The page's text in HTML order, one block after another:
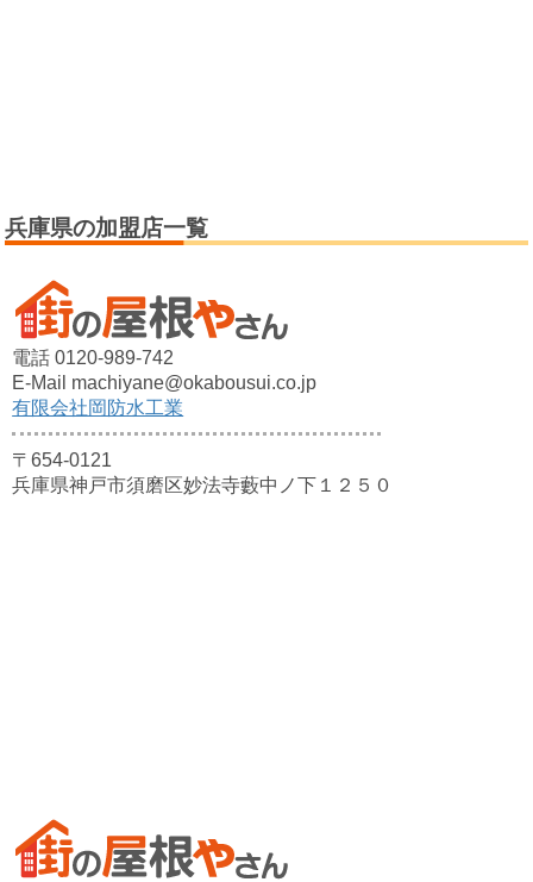
兵庫県の加盟店一覧
電話 0120-989-742
E-Mail machiyane@okabousui.co.jp
有限会社岡防水工業
〒654-0121
兵庫県神戸市須磨区妙法寺藪中ノ下１２５０